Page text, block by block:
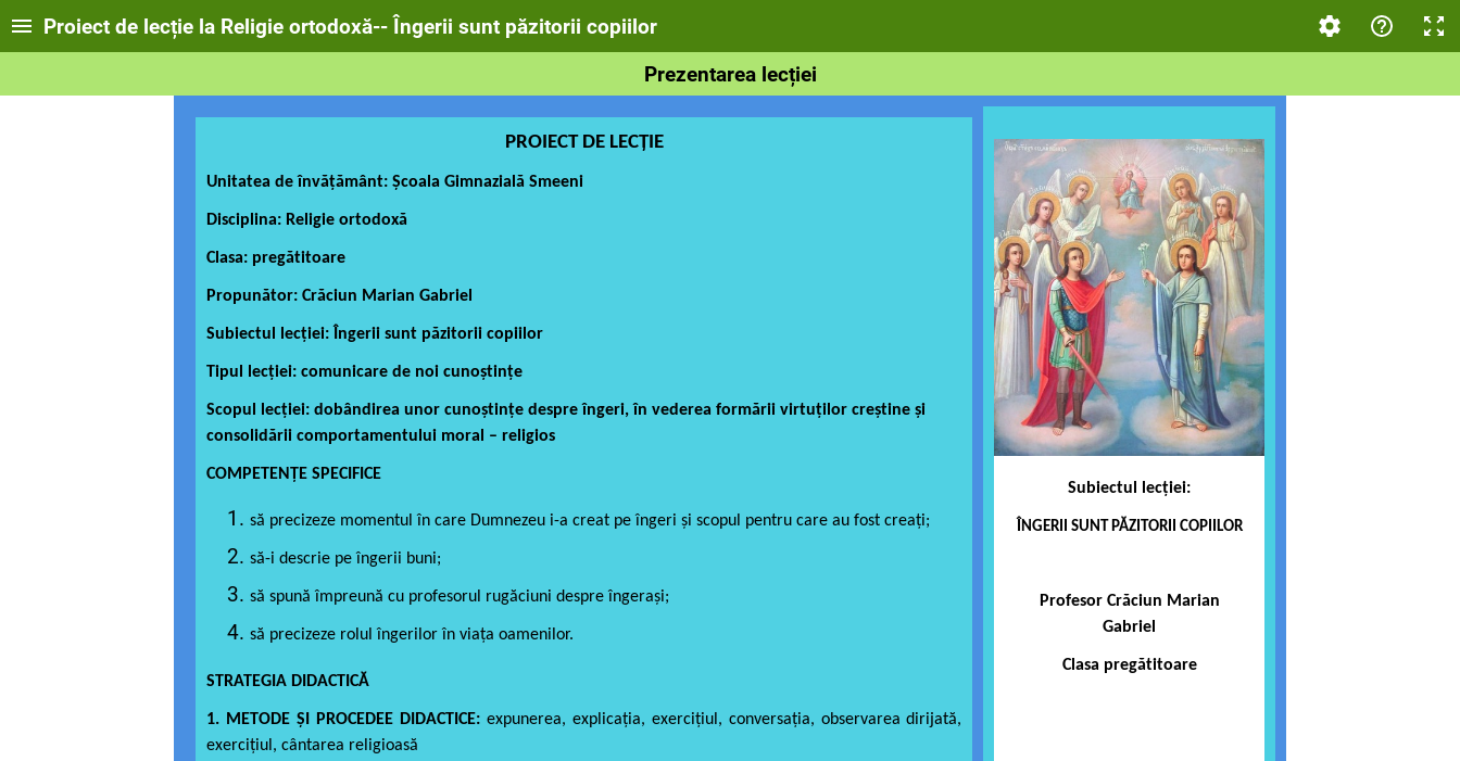
Proiect de lecție la Religie ortodoxă-- Îngerii sunt păzitorii copiilor
Prezentarea lecției
PROIECT DE LECȚIE
Unitatea de învățământ: Școala Gimnazială Smeeni
Disciplina: Religie ortodoxă
Clasa: pregătitoare
Propunător: Crăciun Marian Gabriel
Subiectul lecției: Îngerii sunt păzitorii copiilor
Tipul lecţiei: comunicare de noi cunoștințe
Scopul lecţiei: dobândirea unor cunoștințe despre îngeri, în vederea formării virtuților creștine și
consolidării comportamentului moral – religios
COMPETENŢE SPECIFICE
să precizeze momentul în care Dumnezeu i-a creat pe îngeri și scopul pentru care au fost creați;
să-i descrie pe îngerii buni;
să spună împreună cu profesorul rugăciuni despre îngerași;
să precizeze rolul îngerilor în viaţa oamenilor.
STRATEGIA DIDACTICĂ
1. METODE ȘI PROCEDEE DIDACTICE: expunerea, explicația, exercițiul, conversația, observarea dirijată,
exerciţiul, cântarea religioasă
Subiectul lecției:
ÎNGERII SUNT PĂZITORII COPIILOR
Profesor Crăciun Marian
Gabriel
Clasa pregătitoare